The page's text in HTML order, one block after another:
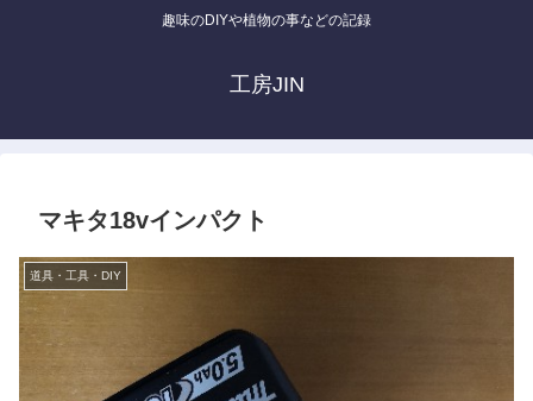
趣味のDIYや植物の事などの記録
工房JIN
マキタ18vインパクト
道具・工具・DIY